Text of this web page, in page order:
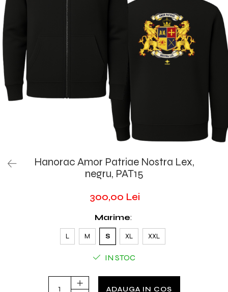
Hanorac Amor Patriae Nostra Lex,
negru, PAT15
300,00 Lei
Marime:
L M S XL XXL
IN STOC
ADAUGA IN COS